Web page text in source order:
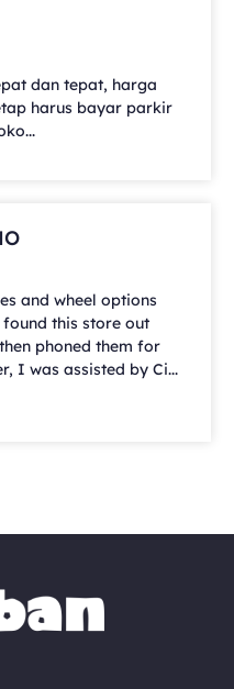
dan tepat, harga
harus bayar parkir
and wheel options
this store out
phoned them for
I was assisted by Ci...